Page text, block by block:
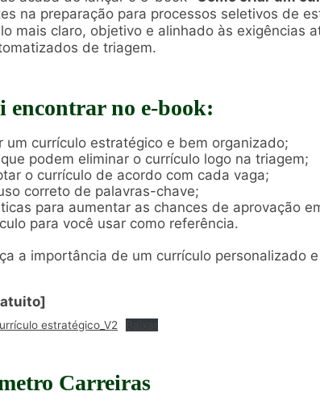
na preparação para processos seletivos de
mais claro, objetivo e alinhado às exigências
de triagem.
encontrar no e-book:
um currículo estratégico e bem organizado;
podem eliminar o currículo logo na triagem;
o currículo de acordo com cada vaga;
correto de palavras-chave;
para aumentar as chances de aprovação
para você usar como referência.
a importância de um currículo
estratégico_V2
Carreiras